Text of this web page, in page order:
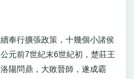
行擴張政策，十幾個小諸侯
元前7世紀末6世紀初，楚莊王
陽問鼎，大敗晉師，遂成霸